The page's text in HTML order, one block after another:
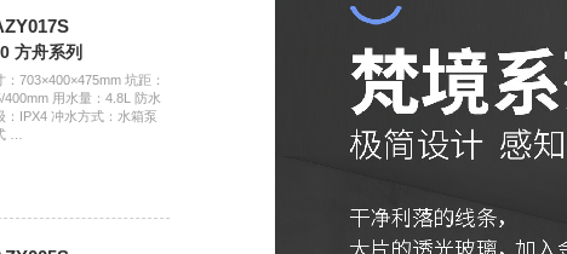
方舟系列
：703×400×475mm 坑距：
400mm 用水量：4.8L 防水
：IPX4 冲水方式：水箱泵
…